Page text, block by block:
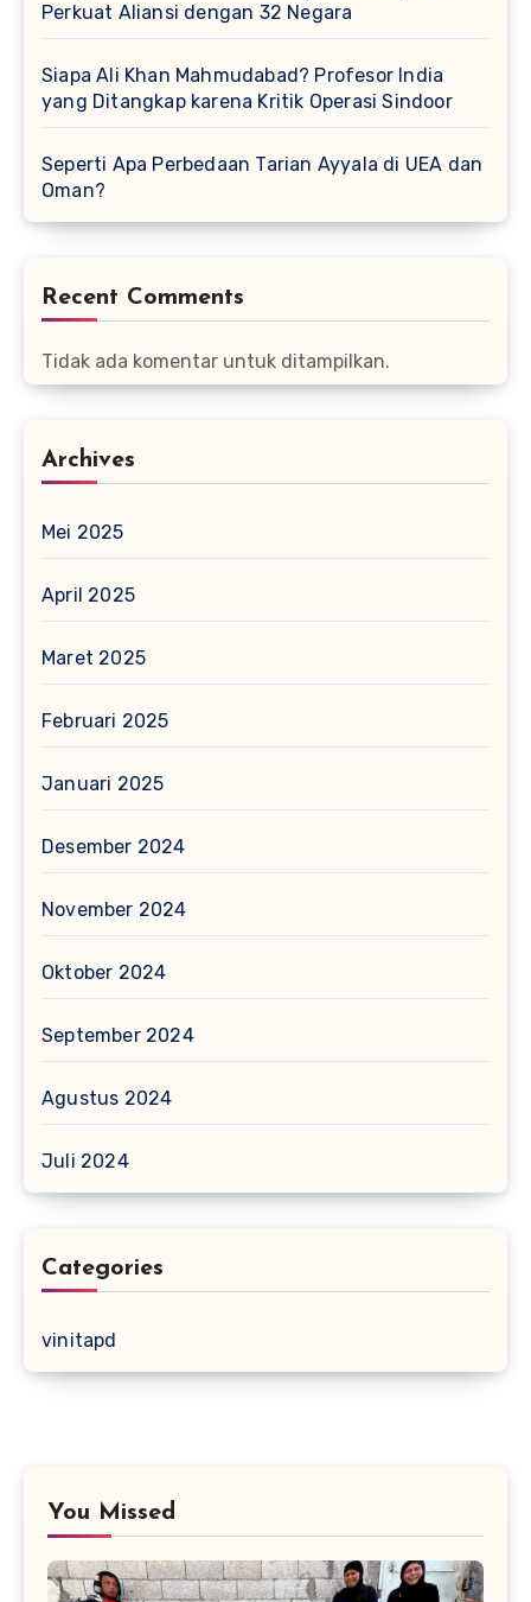
Perkuat Aliansi dengan 32 Negara
Siapa Ali Khan Mahmudabad? Profesor India
yang Ditangkap karena Kritik Operasi Sindoor
Seperti Apa Perbedaan Tarian Ayyala di UEA dan
Oman?
Recent Comments
Tidak ada komentar untuk ditampilkan.
Archives
Mei 2025
April 2025
Maret 2025
Februari 2025
Januari 2025
Desember 2024
November 2024
Oktober 2024
September 2024
Agustus 2024
Juli 2024
Categories
vinitapd
You Missed